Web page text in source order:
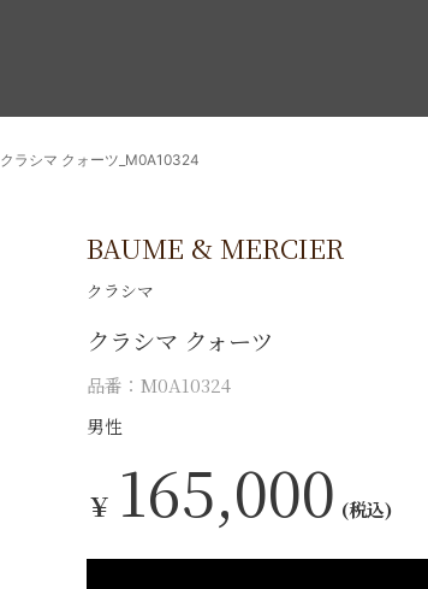
クラシマ クォーツ_M0A10324
BAUME & MERCIER
クラシマ
クラシマ クォーツ
品番：M0A10324
男性
￥ 165,000 (税込)